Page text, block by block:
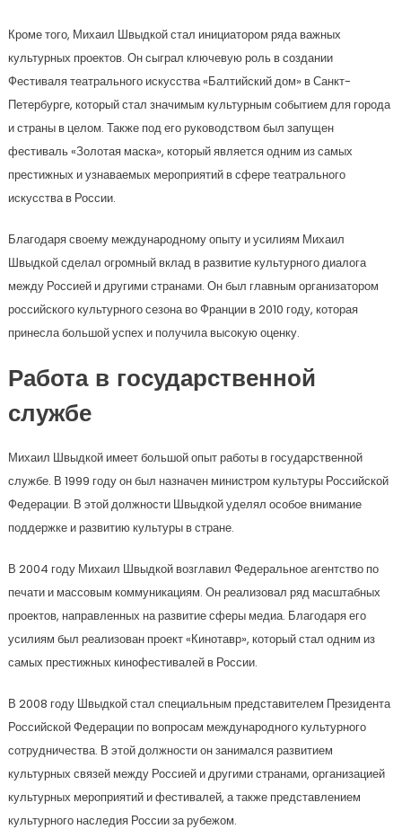
Кроме того, Михаил Швыдкой стал инициатором ряда важных
культурных проектов. Он сыграл ключевую роль в создании
Фестиваля театрального искусства «Балтийский дом» в Санкт-
Петербурге, который стал значимым культурным событием для города
и страны в целом. Также под его руководством был запущен
фестиваль «Золотая маска», который является одним из самых
престижных и узнаваемых мероприятий в сфере театрального
искусства в России.
Благодаря своему международному опыту и усилиям Михаил
Швыдкой сделал огромный вклад в развитие культурного диалога
между Россией и другими странами. Он был главным организатором
российского культурного сезона во Франции в 2010 году, которая
принесла большой успех и получила высокую оценку.
Работа в государственной
службе
Михаил Швыдкой имеет большой опыт работы в государственной
службе. В 1999 году он был назначен министром культуры Российской
Федерации. В этой должности Швыдкой уделял особое внимание
поддержке и развитию культуры в стране.
В 2004 году Михаил Швыдкой возглавил Федеральное агентство по
печати и массовым коммуникациям. Он реализовал ряд масштабных
проектов, направленных на развитие сферы медиа. Благодаря его
усилиям был реализован проект «Кинотавр», который стал одним из
самых престижных кинофестивалей в России.
В 2008 году Швыдкой стал специальным представителем Президента
Российской Федерации по вопросам международного культурного
сотрудничества. В этой должности он занимался развитием
культурных связей между Россией и другими странами, организацией
культурных мероприятий и фестивалей, а также представлением
культурного наследия России за рубежом.